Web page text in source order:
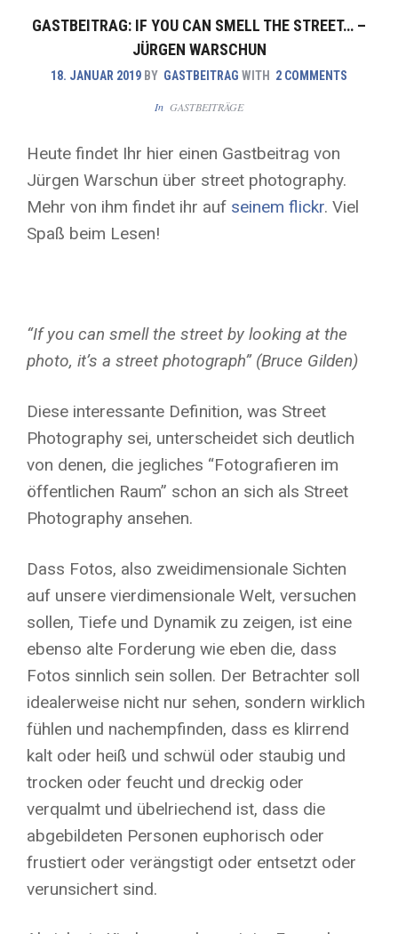
GASTBEITRAG: IF YOU CAN SMELL THE STREET… –
JÜRGEN WARSCHUN
18. JANUAR 2019 BY GASTBEITRAG WITH 2 COMMENTS
In GASTBEITRÄGE
Heute findet Ihr hier einen Gastbeitrag von
Jürgen Warschun über street photography.
Mehr von ihm findet ihr auf seinem flickr. Viel
Spaß beim Lesen!
“If you can smell the street by looking at the
photo, it’s a street photograph” (Bruce Gilden)
Diese interessante Definition, was Street
Photography sei, unterscheidet sich deutlich
von denen, die jegliches “Fotografieren im
öffentlichen Raum” schon an sich als Street
Photography ansehen.
Dass Fotos, also zweidimensionale Sichten
auf unsere vierdimensionale Welt, versuchen
sollen, Tiefe und Dynamik zu zeigen, ist eine
ebenso alte Forderung wie eben die, dass
Fotos sinnlich sein sollen. Der Betrachter soll
idealerweise nicht nur sehen, sondern wirklich
fühlen und nachempfinden, dass es klirrend
kalt oder heiß und schwül oder staubig und
trocken oder feucht und dreckig oder
verqualmt und übelriechend ist, dass die
abgebildeten Personen euphorisch oder
frustiert oder verängstigt oder entsetzt oder
verunsichert sind.